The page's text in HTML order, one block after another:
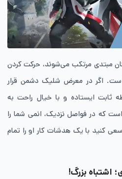
مبتدی مرتکب می‌شوند، حرکت کردن
اگر در معرض شلیک دشمن قرار
ثابت ایستاده و با خیال راحت به
که در فواصل نزدیک، انمی شما را
کنید با یک هدشات کار او را تمام
اشتباه بزرگ!